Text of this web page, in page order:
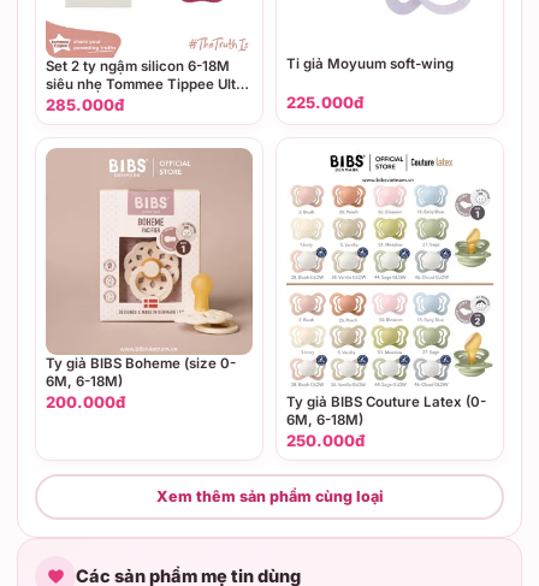
Set 2 ty ngậm silicon 6-18M
siêu nhẹ Tommee Tippee Ultra
Light
285.000đ
Ti giả Moyuum soft-wing
225.000đ
Ty giả BIBS Boheme (size 0-
6M, 6-18M)
200.000đ
Ty giả BIBS Couture Latex (0-
6M, 6-18M)
250.000đ
Xem thêm sản phẩm cùng loại
Các sản phẩm mẹ tin dùng